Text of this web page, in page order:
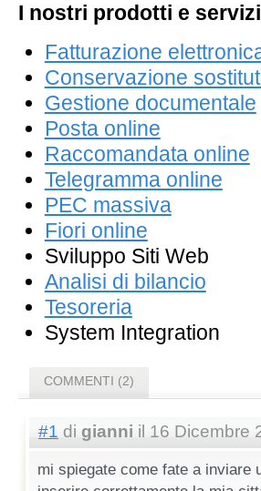
I nostri prodotti e servizi
Fatturazione
Conservazione
Gestione documentale
Posta online
Raccomandata online
Telegramma online
PEC massiva
Fiori online
Sviluppo Siti Web
Analisi di bilancio
Tesoreria
System Integration
COMMENTI (2)
#1 di gianni il 16 Dicembre
mi spiegate come fate a inviare